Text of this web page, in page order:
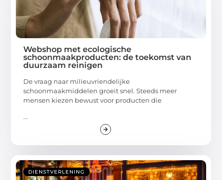
Webshop met ecologische
schoonmaakproducten: de toekomst van
duurzaam reinigen
De vraag naar milieuvriendelijke
schoonmaakmiddelen groeit snel. Steeds meer
mensen kiezen bewust voor producten die
...
DIENSTVERLENING